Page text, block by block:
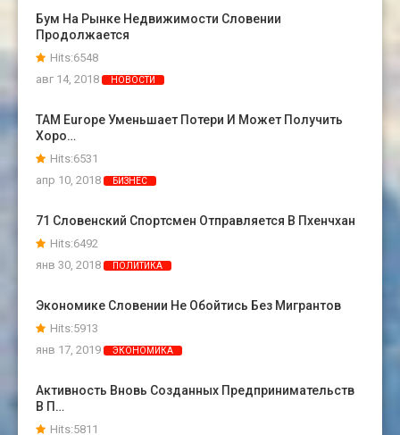
Бум На Рынке Недвижимости Словении
Продолжается
Hits:6548
авг 14, 2018
НОВОСТИ
TAM Europe Уменьшает Потери И Может Получить
Хоро…
Hits:6531
апр 10, 2018
БИЗНЕС
71 Словенский Спортсмен Отправляется В Пхенчхан
Hits:6492
янв 30, 2018
ПОЛИТИКА
Экономике Словении Не Обойтись Без Мигрантов
Hits:5913
янв 17, 2019
ЭКОНОМИКА
Активность Вновь Созданных Предпринимательств
В П…
Hits:5811